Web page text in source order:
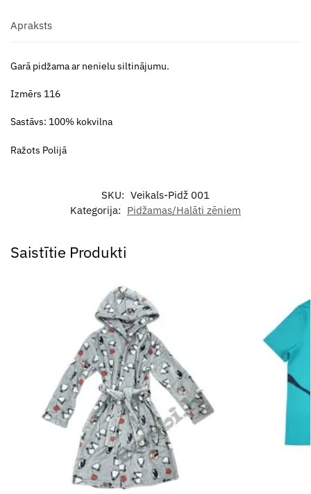
Apraksts
Garā pidžama ar nenielu siltinājumu.
Izmērs 116
Sastāvs: 100% kokvilna
Ražots Polijā
SKU: Veikals-Pidž 001
Kategorija: Pidžamas/Halāti zēniem
Saistītie Produkti